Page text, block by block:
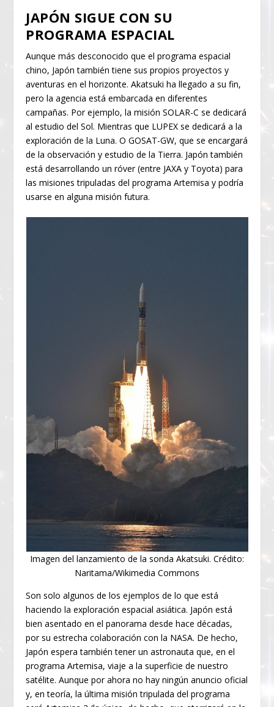
JAPÓN SIGUE CON SU
PROGRAMA ESPACIAL
Aunque más desconocido que el programa espacial
chino, Japón también tiene sus propios proyectos y
aventuras en el horizonte. Akatsuki ha llegado a su fin,
pero la agencia está embarcada en diferentes
campañas. Por ejemplo, la misión SOLAR-C se dedicará
al estudio del Sol. Mientras que LUPEX se dedicará a la
exploración de la Luna. O GOSAT-GW, que se encargará
de la observación y estudio de la Tierra. Japón también
está desarrollando un róver (entre JAXA y Toyota) para
las misiones tripuladas del programa Artemisa y podría
usarse en alguna misión futura.
Imagen del lanzamiento de la sonda Akatsuki. Crédito:
Naritama/Wikimedia Commons
Son solo algunos de los ejemplos de lo que está
haciendo la exploración espacial asiática. Japón está
bien asentado en el panorama desde hace décadas,
por su estrecha colaboración con la NASA. De hecho,
Japón espera también tener un astronauta que, en el
programa Artemisa, viaje a la superficie de nuestro
satélite. Aunque por ahora no hay ningún anuncio oficial
y, en teoría, la última misión tripulada del programa